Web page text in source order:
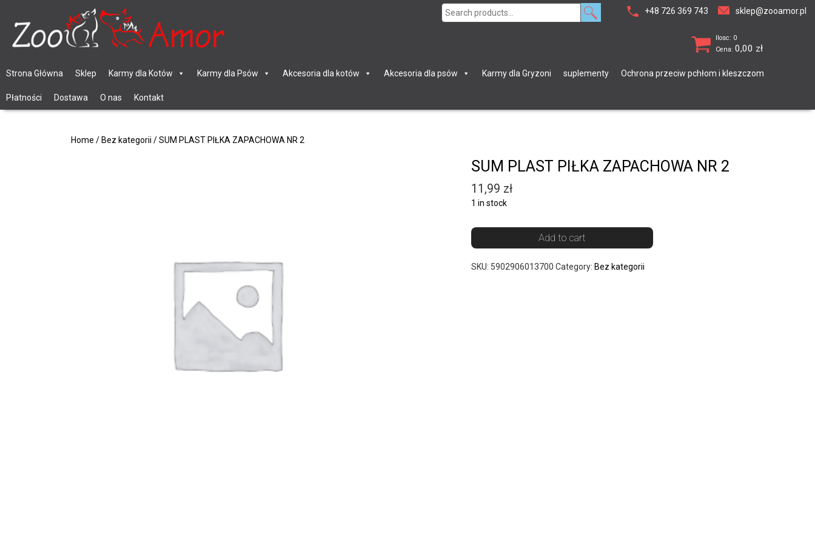
+48 726 369 743 sklep@zooamor.pl
Search
Ilosc: 0
Cena: 0,00 zł
Strona Główna Sklep Karmy dla Kotów Karmy dla Psów Akcesoria dla kotów Akcesoria dla psów Karmy dla Gryzoni suplementy Ochrona przeciw pchłom i kleszczom
Płatności Dostawa O nas Kontakt
Home / Bez kategorii / SUM PLAST PIŁKA ZAPACHOWA NR 2
SUM PLAST PIŁKA ZAPACHOWA NR 2
11,99 zł
1 in stock
Add to cart
SKU: 5902906013700 Category: Bez kategorii